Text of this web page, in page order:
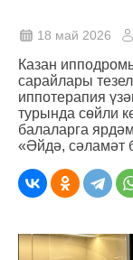
18 май 2026
Казан
сарайлары
иппотерапия
турында сөйли
балаларга
«Әйдә, сәламәт